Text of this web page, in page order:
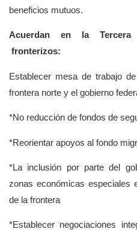
beneficios mutuos.
Acuerdan en la Tercera
fronterizos:
Establecer mesa de trabajo
frontera norte y el gobierno
*No reducción de fondos de
*Reorientar apoyos al fondo
*La inclusión por parte del
zonas económicas especiales
de la frontera
*Establecer negociaciones